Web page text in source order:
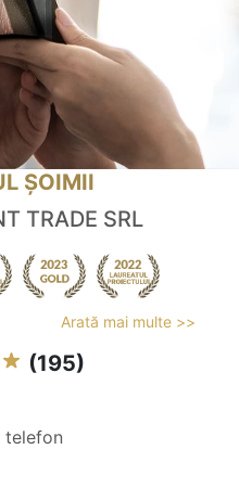
ȘOIMII
TRADE SRL
Arată mai multe >>
(195)
telefon